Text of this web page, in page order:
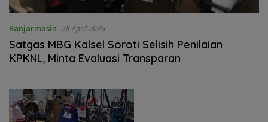
Banjarmasin 28 April 2026
‎Satgas MBG Kalsel Soroti Selisih Penilaian
KPKNL, Minta Evaluasi Transparan